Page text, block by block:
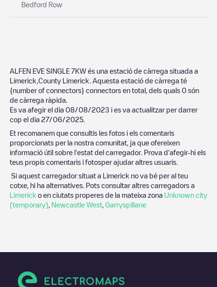
Bedford Row
ALFEN EVE SINGLE 7KW és una estació de càrrega situada a
Limerick County Limerick
. Aquesta estació de càrrega té
{number of connectors} connectors en total, dels quals 0 són
de càrrega ràpida.
Es va afegir el dia 08/08/2023 i es va actualitzar per darrer
cop el dia 27/06/2025
Et recomanem que consultis les fotos i els comentaris
proporcionats per la nostra comunitat, ja que ofereixen
informació útil sobre l'estat del carregador. Prova d'afegir-hi els
teus propis comentaris i fotosper ajudar altres usuaris.
Si aquest carregador situat a Limerick no va bé per al teu
cotxe, hi ha alternatives. Pots consultar altres carregadors a
Limerick o en ciutats properes de la mateixa zona Unknown city
(temporary) Newcastle West Garryspillane